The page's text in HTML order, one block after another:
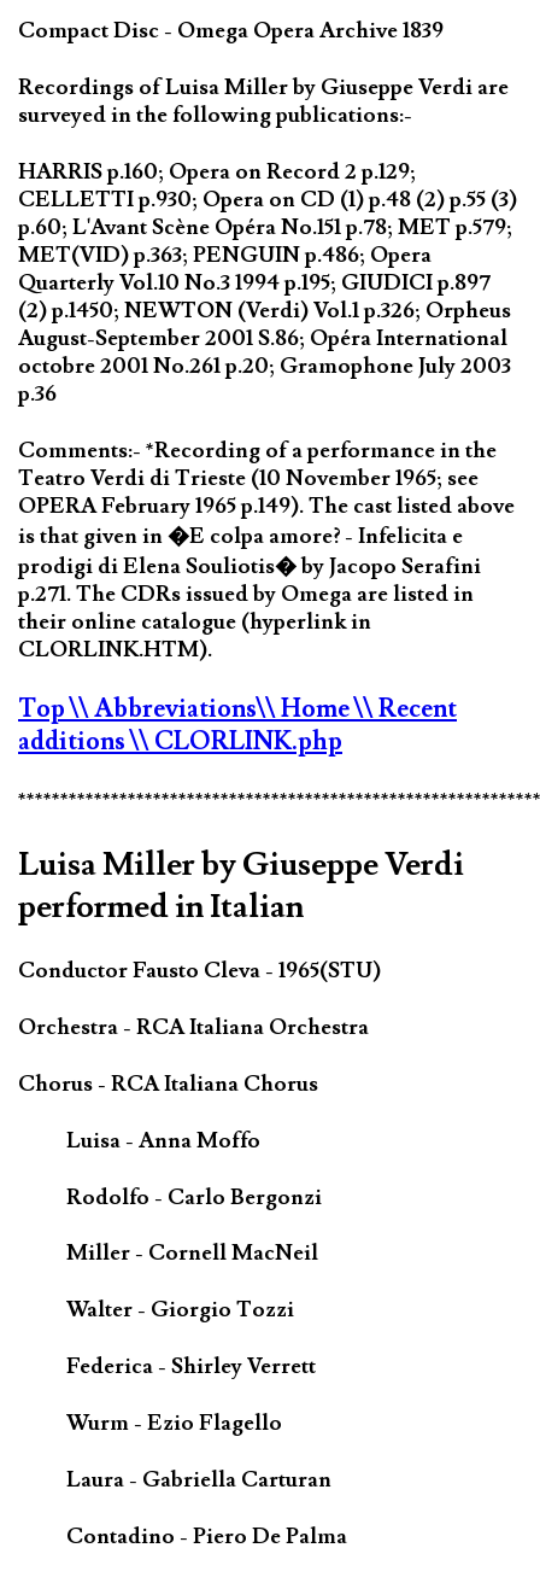
Compact Disc - Omega Opera Archive 1839
Recordings of Luisa Miller by Giuseppe Verdi are
surveyed in the following publications:-
HARRIS p.160; Opera on Record 2 p.129;
CELLETTI p.930; Opera on CD (1) p.48 (2) p.55 (3)
p.60; L'Avant Scène Opéra No.151 p.78; MET p.579;
MET(VID) p.363; PENGUIN p.486; Opera
Quarterly Vol.10 No.3 1994 p.195; GIUDICI p.897
(2) p.1450; NEWTON (Verdi) Vol.1 p.326; Orpheus
August-September 2001 S.86; Opéra International
octobre 2001 No.261 p.20; Gramophone July 2003
p.36
Comments:- *Recording of a performance in the
Teatro Verdi di Trieste (10 November 1965; see
OPERA February 1965 p.149). The cast listed above
is that given in �E colpa amore? - Infelicita e
prodigi di Elena Souliotis� by Jacopo Serafini
p.271. The CDRs issued by Omega are listed in
their online catalogue (hyperlink in
CLORLINK.HTM).
Top\\ Abbreviations\\ Home\\ Recent
additions\\ CLORLINK.php
Luisa Miller by Giuseppe Verdi
performed in Italian
Conductor Fausto Cleva - 1965(STU)
Orchestra - RCA Italiana Orchestra
Chorus - RCA Italiana Chorus
Luisa - Anna Moffo
Rodolfo - Carlo Bergonzi
Miller - Cornell MacNeil
Walter - Giorgio Tozzi
Federica - Shirley Verrett
Wurm - Ezio Flagello
Laura - Gabriella Carturan
Contadino - Piero De Palma